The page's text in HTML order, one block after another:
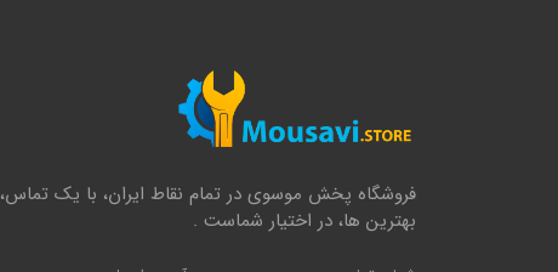
فروشگاه پخش موسوی در تمام نقاط ایران، با یک تماس،
بهترین ها، در اختیار شماست .